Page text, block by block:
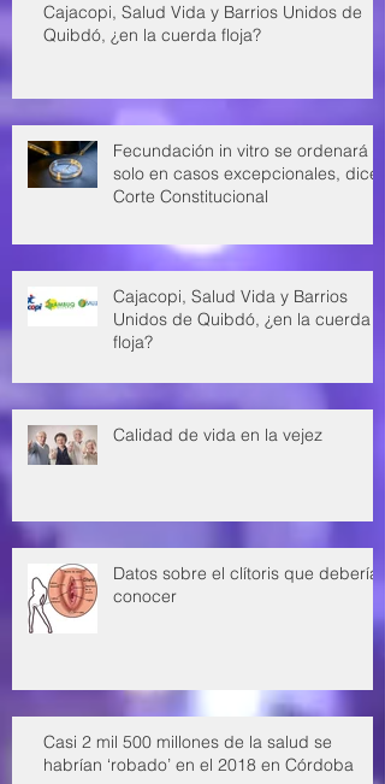
Cajacopi, Salud Vida y Barrios Unidos de
Quibdó, ¿en la cuerda floja?
Fecundación in vitro se ordenará
solo en casos excepcionales, dice
Corte Constitucional
Cajacopi, Salud Vida y Barrios
Unidos de Quibdó, ¿en la cuerda
floja?
Calidad de vida en la vejez
Datos sobre el clítoris que deberías
conocer
Casi 2 mil 500 millones de la salud se
habrían ‘robado’ en el 2018 en Córdoba